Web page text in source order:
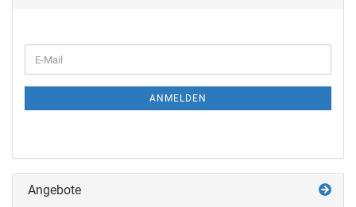
ANMELDEN
Angebote